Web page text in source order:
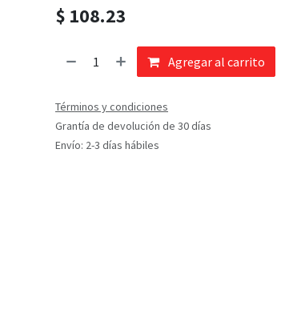
$ 108.23
Agregar al carrito
Términos y condiciones
Grantía de devolución de 30 días
Envío: 2-3 días hábiles